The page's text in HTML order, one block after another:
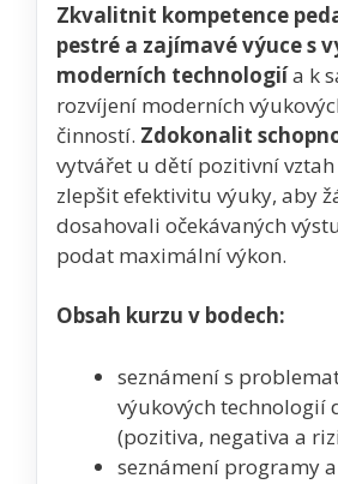
Zkvalitnit kompetence
pestré a zajímavé výuce s
moderních technologiía k
rozvíjení moderních
činností. Zdokonalit
vytvářet u dětí pozitivní vztah
zlepšit efektivitu výuky, aby
dosahovali očekávaných
podat maximální výkon.
Obsah kurzu v bodech:
seznámení s
výukových technologií
(pozitiva, negativa a
seznámení programy